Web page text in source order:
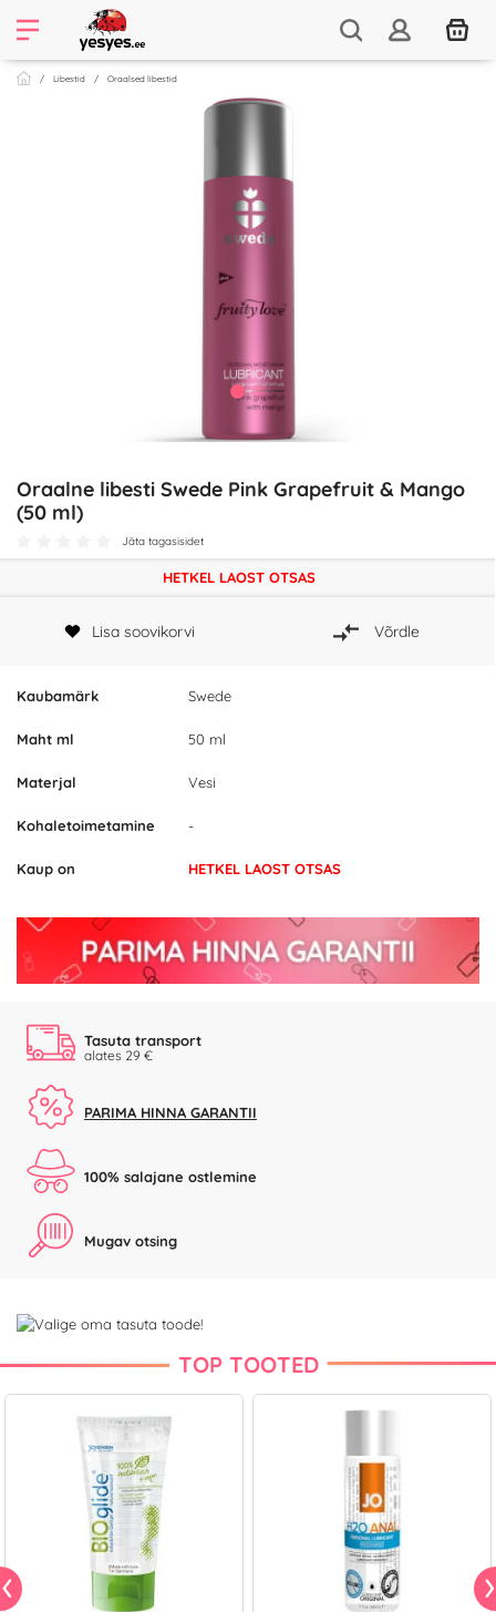
Libestid Oraalsed libestid
Oraalne libesti Swede Pink Grapefruit & Mango
(50 ml)
Jäta tagasisidet
Kaubamärk Swede
Maht ml 50 ml
Materjal Vesi
Kohaletoimetamine -
Kaup on HETKEL LAOST OTSAS
HETKEL LAOST OTSAS
Lisa soovikorvi Võrdle
Tasuta transport
alates 29 €
PARIMA HINNA GARANTII
100% salajane ostlemine
Mugav otsing
TOP TOOTED